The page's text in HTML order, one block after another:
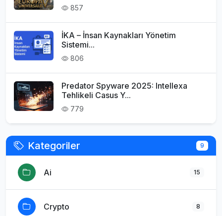
857
İKA – İnsan Kaynakları Yönetim
Sistemi...
806
Predator Spyware 2025: Intellexa
Tehlikeli Casus Y...
779
Kategoriler 9
Ai 15
Crypto 8